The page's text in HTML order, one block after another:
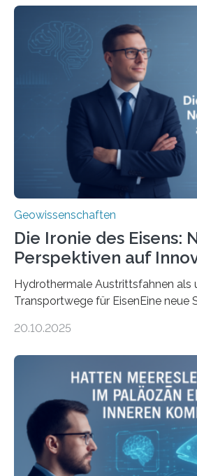
Geowissenschaften
Die Ironie des Eisens:
Perspektiven auf
Hydrothermale Austrittsfahnen als
Transportwege für EisenEine neue
Umweltwissenschaften der
Stoffkreislauf im Ozean prägen. Die
mit dem Titel „Iron’s Irony“ ist in
& Environment erschienen. Die
Forschungsergebnisse zusammen
neu, um zu erklären, wie Eisen, das
Systemen freigesetzt wird, über
20.10.2025